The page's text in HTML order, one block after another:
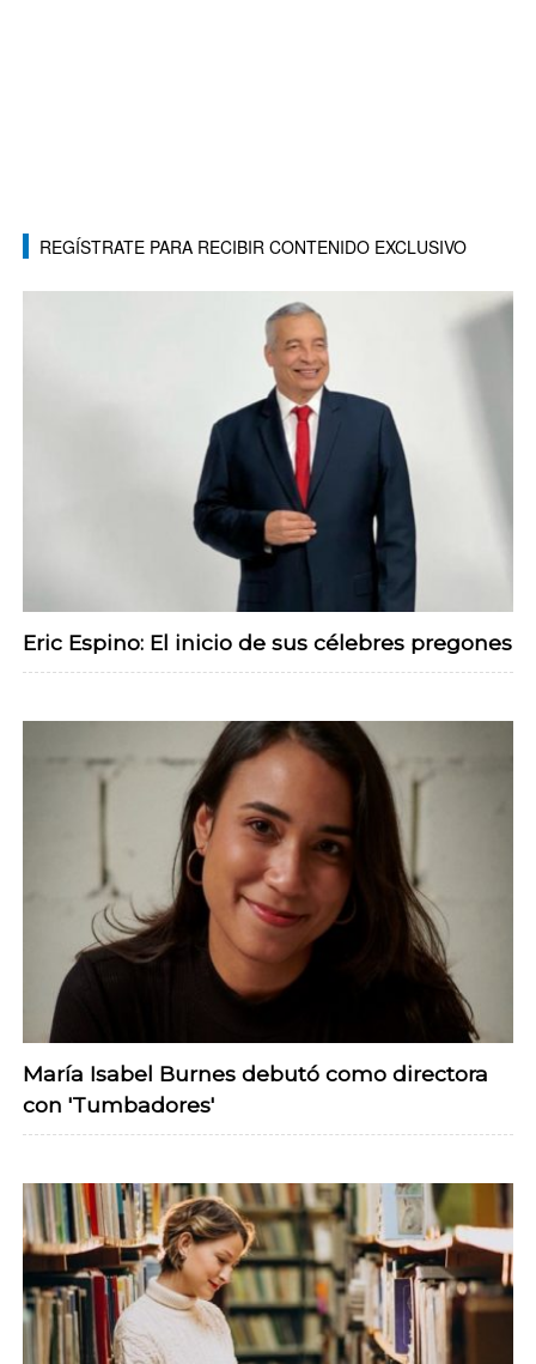
REGÍSTRATE PARA RECIBIR CONTENIDO EXCLUSIVO
Eric Espino: El inicio de sus célebres pregones
María Isabel Burnes debutó como directora
con 'Tumbadores'